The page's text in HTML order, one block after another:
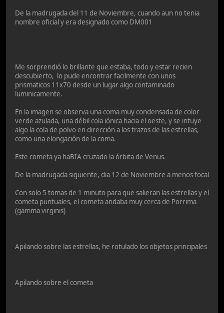
De la madrugada del 11 de Noviembre, cuando aun no tenia
nombre oficial y era designado como DM001
Me sorprendió lo brillante que estaba, todo y estar recien
descubierto, lo pude encontrar facilmente con unos
prismaticos 11x70 desde un lugar algo contaminado
luminicamente.
En la imagen se observa una coma muy condensada de color
verde azulada, una débil cola iónica hacia el oeste, y se intuye
algo la cola de polvo en dirección a los trazos de las estrellas,
como una elongación de la coma.
Este cometa ya haBIA cruzado la órbita de Venus.
De la madrugada siguiente, dia 12 de Noviembre a menos focal
Con solo 5 tomas de 1 minuto para que salieran las estrellas y el
cometa puntuales, el cometa andaba muy cerca de Porrima
(gamma virginis)
Apilando sobre las estrellas, he rotulado los objetos principales
Apilando sobre el cometa